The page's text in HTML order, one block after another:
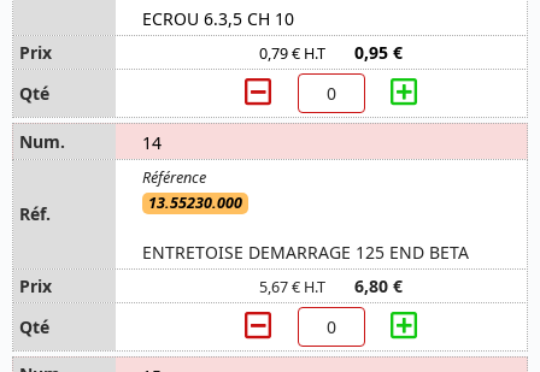
ECROU 6.3,5 CH 10
0,79 € H.T 0,95 €
14
13.55230.000
ENTRETOISE DEMARRAGE 125 END BETA
5,67 € H.T 6,80 €